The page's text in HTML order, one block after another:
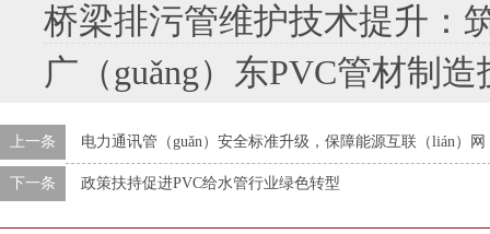
桥梁排污管维护技术提升：筑牢城
广（guǎng）东PVC管材制造技术创（chuàng）
上一条 电力通讯管（guǎn）安全标准升级，保障能源互联（lián）网
下一条 政策扶持促进PVC给水管行业绿色转型